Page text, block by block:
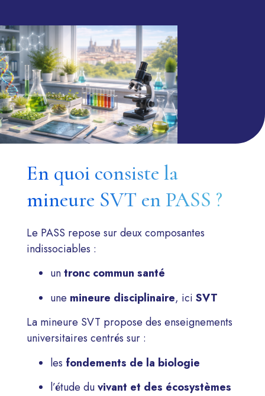
En quoi consiste la
mineure SVT en PASS ?
Le PASS repose sur deux composantes
indissociables :
untronc commun santé
une mineure disciplinaire, ici SVT
La mineure SVT propose des enseignements
universitaires centrés sur :
les fondements de la biologie
l’étude duvivant et des écosystèmes